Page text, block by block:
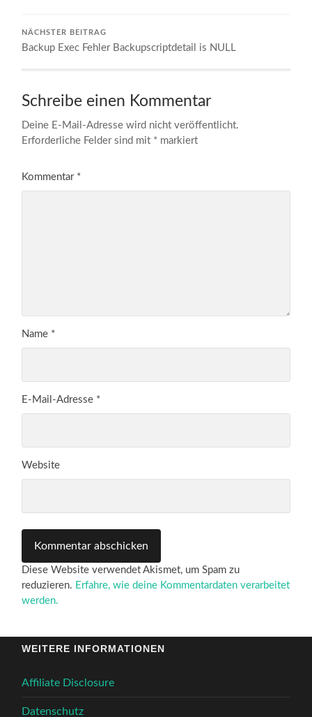
NÄCHSTER BEITRAG
Backup Exec Fehler Backupscriptdetail is NULL
Schreibe einen Kommentar
Deine E-Mail-Adresse wird nicht veröffentlicht.
Erforderliche Felder sind mit * markiert
Kommentar *
Name *
E-Mail-Adresse *
Website
Diese Website verwendet Akismet, um Spam zu
reduzieren. Erfahre, wie deine Kommentardaten verarbeitet
werden.
WEITERE INFORMATIONEN
Affiliate Disclosure
Datenschutz